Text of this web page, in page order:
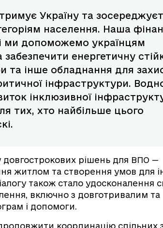
Україну та
населення. Наша
ми допоможемо українцям
енергетичну
та інше обладнання для
інфраструктури.
інклюзивної
тих, хто найбільше цього
рішень для ВПО —
житлом та створення умов для
також стало удосконалення
включно з довготривалим та
і допомоги.
координацію спільних